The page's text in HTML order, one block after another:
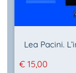
Lea Pacini.
€ 15,00